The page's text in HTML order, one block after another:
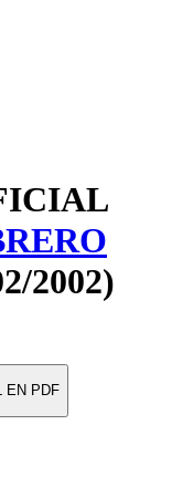
2002)
EN PDF